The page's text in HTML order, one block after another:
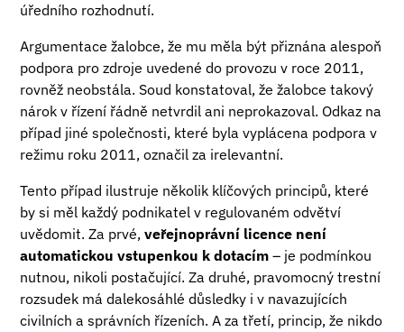
úředního rozhodnutí.
Argumentace žalobce, že mu měla být přiznána alespoň
podpora pro zdroje uvedené do provozu v roce 2011,
rovněž neobstála. Soud konstatoval, že žalobce takový
nárok v řízení řádně netvrdil ani neprokazoval. Odkaz na
případ jiné společnosti, které byla vyplácena podpora v
režimu roku 2011, označil za irelevantní.
Tento případ ilustruje několik klíčových principů, které
by si měl každý podnikatel v regulovaném odvětví
uvědomit. Za prvé,veřejnoprávní licence není
automatickou vstupenkou k dotacím – je podmínkou
nutnou, nikoli postačující. Za druhé, pravomocný trestní
rozsudek má dalekosáhlé důsledky i v navazujících
civilních a správních řízeních. A za třetí, princip, že nikdo